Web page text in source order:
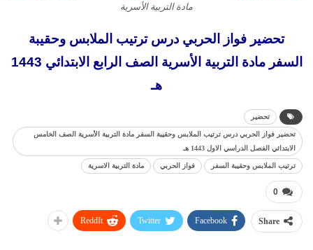
مادة التربية الأسرية
تحضير فواز الحربي درس ترتيب الملابس وحقيبة
السفر مادة التربية الأسرية الصف الرابع الابتدائي 1443
هـ
تحضير
تحضير فواز الحربي درس ترتيب الملابس وحقيبة السفر مادة التربية الأسرية الصف الخامس
الابتدائي الفصل الدراسي الاول 1443 هـ
ترتيب الملابس وحقيبة السفر فواز الحربي مادة التربية الاسرية
0
Share
Facebook
Twitter
ReddIt